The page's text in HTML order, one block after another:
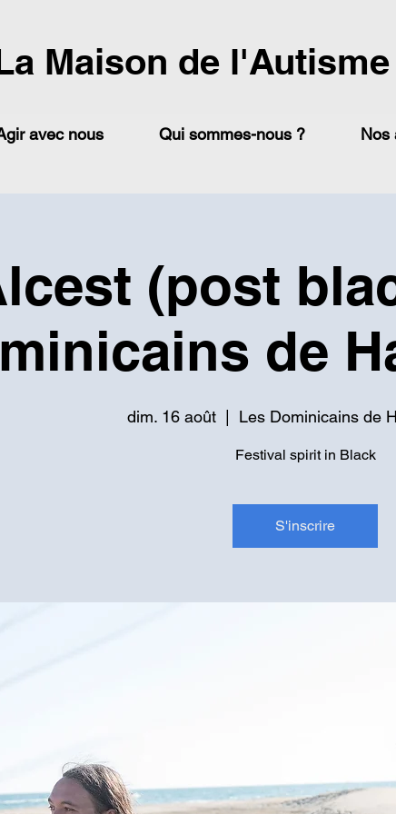
Maison de
avec nous Qui sommes-nous ? Nos
(post
de
dim. 16 août
  |
Les Dominicains de
Festival spirit in Black
S'inscrire